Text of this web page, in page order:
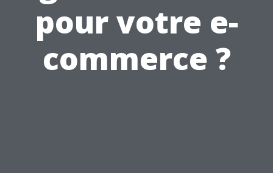
pour votre e-
commerce ?